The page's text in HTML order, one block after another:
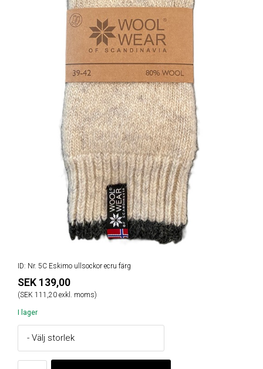
ID: Nr. 5C Eskimo ullsockor ecru färg
SEK 139,00
(SEK 111,20 exkl. moms)
I lager